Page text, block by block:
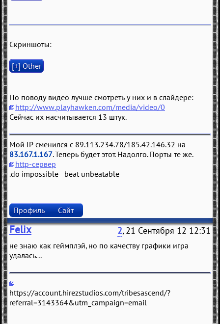
Скриншоты:
По поводу видео лучше смотреть у них и в слайдере:
http://www.playhawken.com/media/video/0
Сейчас их насчитывается 13 штук.
Мой IP сменился с 89.113.234.78/185.42.146.32 на
83.167.1.167. Теперь будет этот. Надолго. Порты те же.
http-сервер
.do impossible beat unbeatable
Профиль Сайт
Felix 2, 21 Сентября 12 12:31
не знаю как геймплэй, но по качеству графики игра
удалась...
https://account.hirezstudios.com/tribesascend/?
referral=3143364&utm_campaign=email